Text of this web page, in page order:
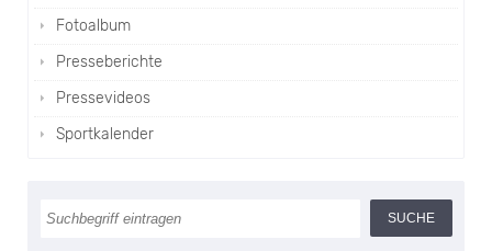
Fotoalbum
Presseberichte
Pressevideos
Sportkalender